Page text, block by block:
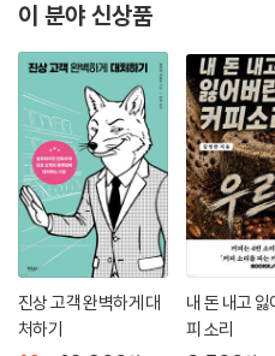
많은 마술이 담겨 있다. 그중 가장 심
실이다. 또한 아무리 힘든 순간에도
란 연결 고리를 훗날까지 잃어버리
에서 새롭게 일어나고 있는 일들을
- 존 카밧진, 과학자·명상지도자, 『마
눈부신 삶의 포물선을 따라 이렇게
서도 만나 본 적이 없다. 닥터 도티의
저명한 신경외과 의사이자 부유한 기
여정에서 저자의 손길은 환자의 생명
타인의 삶을 풍성하게 하는 연민을 발
이 분야 신상품
진상 고객 완벽하게 대
처하기
내 돈 내고 잃
피 소리